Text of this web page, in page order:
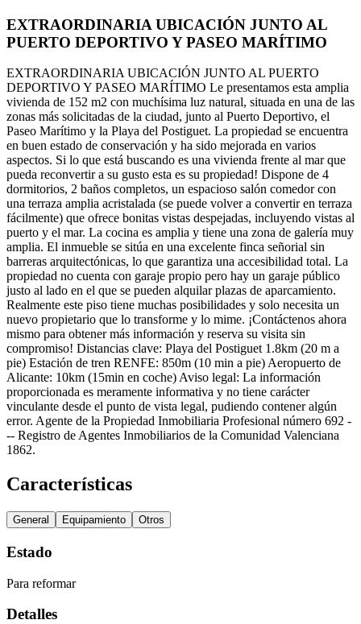
EXTRAORDINARIA UBICACIÓN JUNTO AL
PUERTO DEPORTIVO Y PASEO MARÍTIMO
EXTRAORDINARIA UBICACIÓN JUNTO AL PUERTO
DEPORTIVO Y PASEO MARÍTIMO Le presentamos esta amplia
vivienda de 152 m2 con muchísima luz natural, situada en una de las
zonas más solicitadas de la ciudad, junto al Puerto Deportivo, el
Paseo Marítimo y la Playa del Postiguet. La propiedad se encuentra
en buen estado de conservación y ha sido mejorada en varios
aspectos. Si lo que está buscando es una vivienda frente al mar que
pueda reconvertir a su gusto esta es su propiedad! Dispone de 4
dormitorios, 2 baños completos, un espacioso salón comedor con
una terraza amplia acristalada (se puede volver a convertir en terraza
fácilmente) que ofrece bonitas vistas despejadas, incluyendo vistas al
puerto y el mar. La cocina es amplia y tiene una zona de galería muy
amplia. El inmueble se sitúa en una excelente finca señorial sin
barreras arquitectónicas, lo que garantiza una accesibilidad total. La
propiedad no cuenta con garaje propio pero hay un garaje público
justo al lado en el que se pueden alquilar plazas de aparcamiento.
Realmente este piso tiene muchas posibilidades y solo necesita un
nuevo propietario que lo transforme y lo mime. ¡Contáctenos ahora
mismo para obtener más información y reserva su visita sin
compromiso! Distancias clave: Playa del Postiguet 1.8km (20 m a
pie) Estación de tren RENFE: 850m (10 min a pie) Aeropuerto de
Alicante: 10km (15min en coche) Aviso legal: La información
proporcionada es meramente informativa y no tiene carácter
vinculante desde el punto de vista legal, pudiendo contener algún
error. Agente de la Propiedad Inmobiliaria Profesional número 692 -
-- Registro de Agentes Inmobiliarios de la Comunidad Valenciana
1862.
Características
General Equipamiento Otros
Estado
Para reformar
Detalles